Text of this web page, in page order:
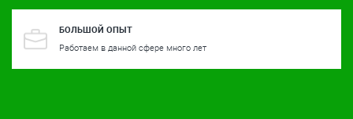
БОЛЬШОЙ ОПЫТ
Работаем в данной сфере много лет